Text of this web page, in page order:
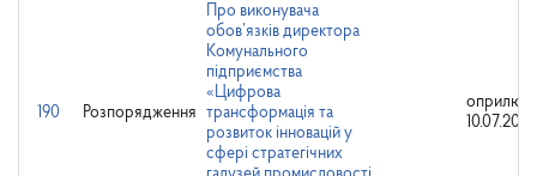
190 Розпорядження
Про виконувача
обов’язків директора
Комунального
підприємства
«Цифрова
трансформація та
розвиток інновацій у
сфері стратегічних
10.07.2024